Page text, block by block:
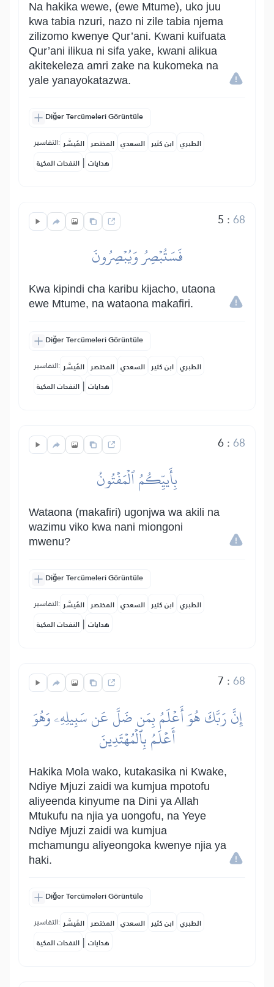
Na hakika wewe, (ewe Mtume), uko juu
kwa tabia nzuri, nazo ni zile tabia njema
zilizomo kwenye Qur’ani. Kwani kuifuata
Qur’ani ilikua ni sifa yake, kwani alikua
akitekeleza amri zake na kukomeka na
yale yanayokatazwa.
Diğer Tercümeleri Görüntüle
التفاسير: المُيسَّر المختصر السعدي ابن كثير الطبري
النفحات المكية | هدايات
5 :68
فَسَتُبۡصِرُ وَيُبۡصِرُونَ
Kwa kipindi cha karibu kijacho, utaona
ewe Mtume, na wataona makafiri.
Diğer Tercümeleri Görüntüle
التفاسير: المُيسَّر المختصر السعدي ابن كثير الطبري
النفحات المكية | هدايات
6:68
بِأَييِّكُمُ ٱلۡمَفۡتُونُ
Wataona (makafiri) ugonjwa wa akili na
wazimu viko kwa nani miongoni
mwenu?
Diğer Tercümeleri Görüntüle
التفاسير: المُيسَّر المختصر السعدي ابن كثير الطبري
النفحات المكية | هدايات
7 :68
إِنَّ رَبَّكَ هُوَ أَعۡلَمُ بِمَن ضَلَّ عَن سَبِيلِهِۦ وَهُوَ
أَعۡلَمُ بِٱلۡمُهۡتَدِينَ
Hakika Mola wako, kutakasika ni Kwake,
Ndiye Mjuzi zaidi wa kumjua mpotofu
aliyeenda kinyume na Dini ya Allah
Mtukufu na njia ya uongofu, na Yeye
Ndiye Mjuzi zaidi wa kumjua
mchamungu aliyeongoka kwenye njia ya
haki.
Diğer Tercümeleri Görüntüle
التفاسير: المُيسَّر المختصر السعدي ابن كثير الطبري
النفحات المكية | هدايات